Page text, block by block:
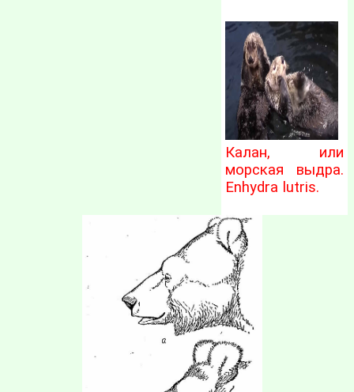
Калан, или
морская выдра.
Enhydra lutris.